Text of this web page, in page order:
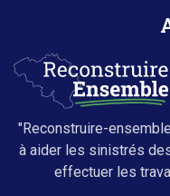
"Reconstruire-
à aider les sinistrés
effectuer les